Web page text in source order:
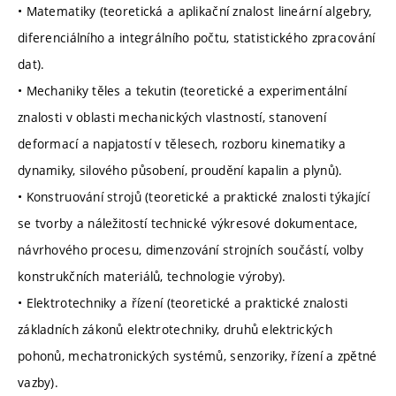
• Matematiky (teoretická a aplikační znalost lineární algebry,
diferenciálního a integrálního počtu, statistického zpracování
dat).
• Mechaniky těles a tekutin (teoretické a experimentální
znalosti v oblasti mechanických vlastností, stanovení
deformací a napjatostí v tělesech, rozboru kinematiky a
dynamiky, silového působení, proudění kapalin a plynů).
• Konstruování strojů (teoretické a praktické znalosti týkající
se tvorby a náležitostí technické výkresové dokumentace,
návrhového procesu, dimenzování strojních součástí, volby
konstrukčních materiálů, technologie výroby).
• Elektrotechniky a řízení (teoretické a praktické znalosti
základních zákonů elektrotechniky, druhů elektrických
pohonů, mechatronických systémů, senzoriky, řízení a zpětné
vazby).